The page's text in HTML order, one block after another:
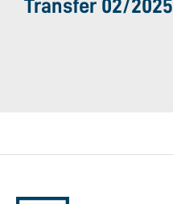
Transfer 02/2025